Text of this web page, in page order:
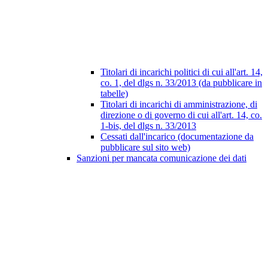
Titolari di incarichi politici di cui all'art. 14,
co. 1, del dlgs n. 33/2013 (da pubblicare in
tabelle)
Titolari di incarichi di amministrazione, di
direzione o di governo di cui all'art. 14, co.
1-bis, del dlgs n. 33/2013
Cessati dall'incarico (documentazione da
pubblicare sul sito web)
Sanzioni per mancata comunicazione dei dati